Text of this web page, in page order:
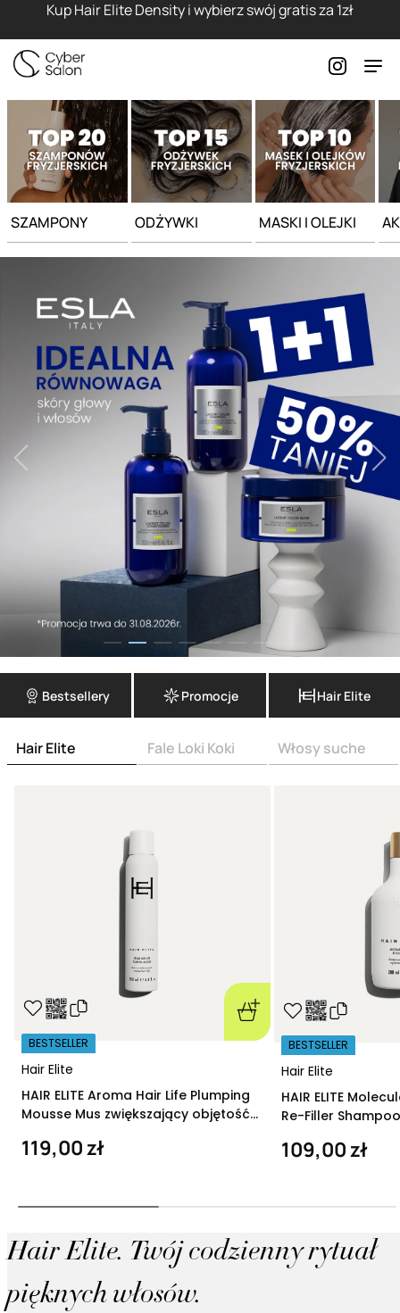
Kup Hair Elite Density i wybierz swój gratis za 1zł
SZAMPONY ODŻYWKI MASKI I OLEJKI
Bestsellery Promocje Hair Elite
Hair Elite Fale Loki Koki Włosy suche
Hair Elite
BESTSELLER
HAIR ELITE Aroma Hair Life Plumping
Mousse Mus zwiększający objętość
119,00 zł
Hair Elite
BESTSELLER
HAIR ELITE
Re-Filler
109,00 zł
Hair Elite. Twój codzienny rytuał
pięknych włosów.
Strona główna - Cyber Salon